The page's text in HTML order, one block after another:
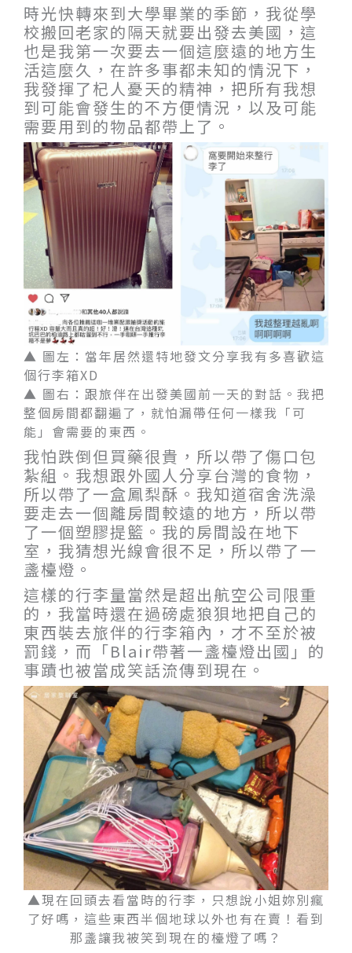
時光快轉來到大學畢業的季節，我從學
校搬回老家的隔天就要出發去美國，這
也是我第一次要去一個這麼遠的地方生
活這麼久，在許多事都未知的情況下，
我發揮了杞人憂天的精神，把所有我想
到可能會發生的不方便情況，以及可能
需要用到的物品都帶上了。
▲ 圖左：當年居然還特地發文分享我有多喜歡這
個行李箱XD
▲ 圖右：跟旅伴在出發美國前一天的對話。我把
整個房間都翻遍了，就怕漏帶任何一樣我「可
能」會需要的東西。
我怕跌倒但買藥很貴，所以帶了傷口包
紮組。我想跟外國人分享台灣的食物，
所以帶了一盒鳳梨酥。我知道宿舍洗澡
要走去一個離房間較遠的地方，所以帶
了一個塑膠提籃。我的房間設在地下
室，我猜想光線會很不足，所以帶了一
盞檯燈。
這樣的行李量當然是超出航空公司限重
的，我當時還在過磅處狼狽地把自己的
東西裝去旅伴的行李箱內，才不至於被
罰錢，而「Blair帶著一盞檯燈出國」的
事蹟也被當成笑話流傳到現在。
▲現在回頭去看當時的行李，只想說小姐妳別瘋
了好嗎，這些東西半個地球以外也有在賣！看到
那盞讓我被笑到現在的檯燈了嗎？